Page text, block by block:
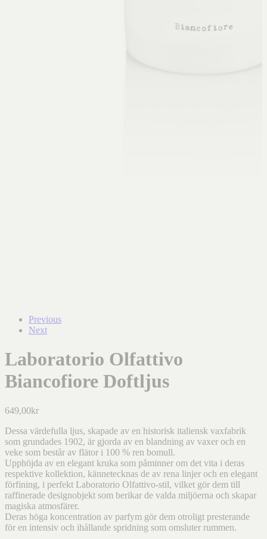
Previous
Next
Laboratorio Olfattivo
Biancofiore Doftljus
649,00kr
Dessa värdefulla ljus, skapade av en historisk italiensk vaxfabrik
som grundades 1902, är gjorda av en blandning av vaxer och en
veke som består av flätor i 100 % ren bomull.
Upphöjda av en elegant kruka som påminner om det vita i deras
respektive kollektion, kännetecknas de av rena linjer och en elegant
förfining, i perfekt Laboratorio Olfattivo-stil, vilket gör dem till
raffinerade designobjekt som berikar de valda miljöerna och skapar
magiska atmosfärer.
Deras höga koncentration av parfym gör dem otroligt presterande
för en intensiv och ihållande spridning som omsluter rummen.